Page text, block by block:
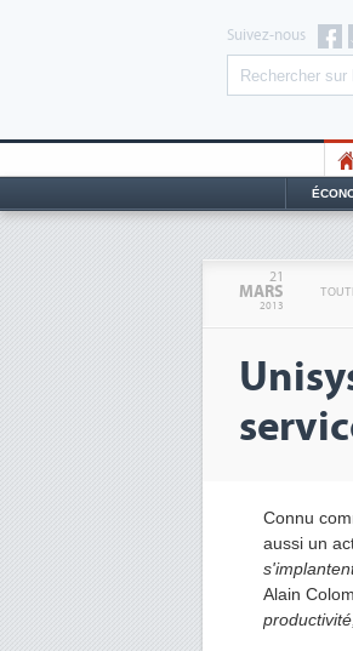
Suivez-nous
21
MARS
2013
Connu
aussi un
Alain